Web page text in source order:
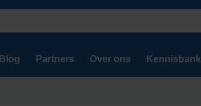
Blog Partners Over ons Kennisbank